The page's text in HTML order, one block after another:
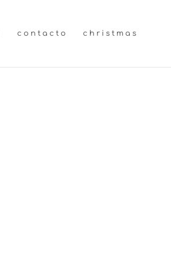
contacto christmas